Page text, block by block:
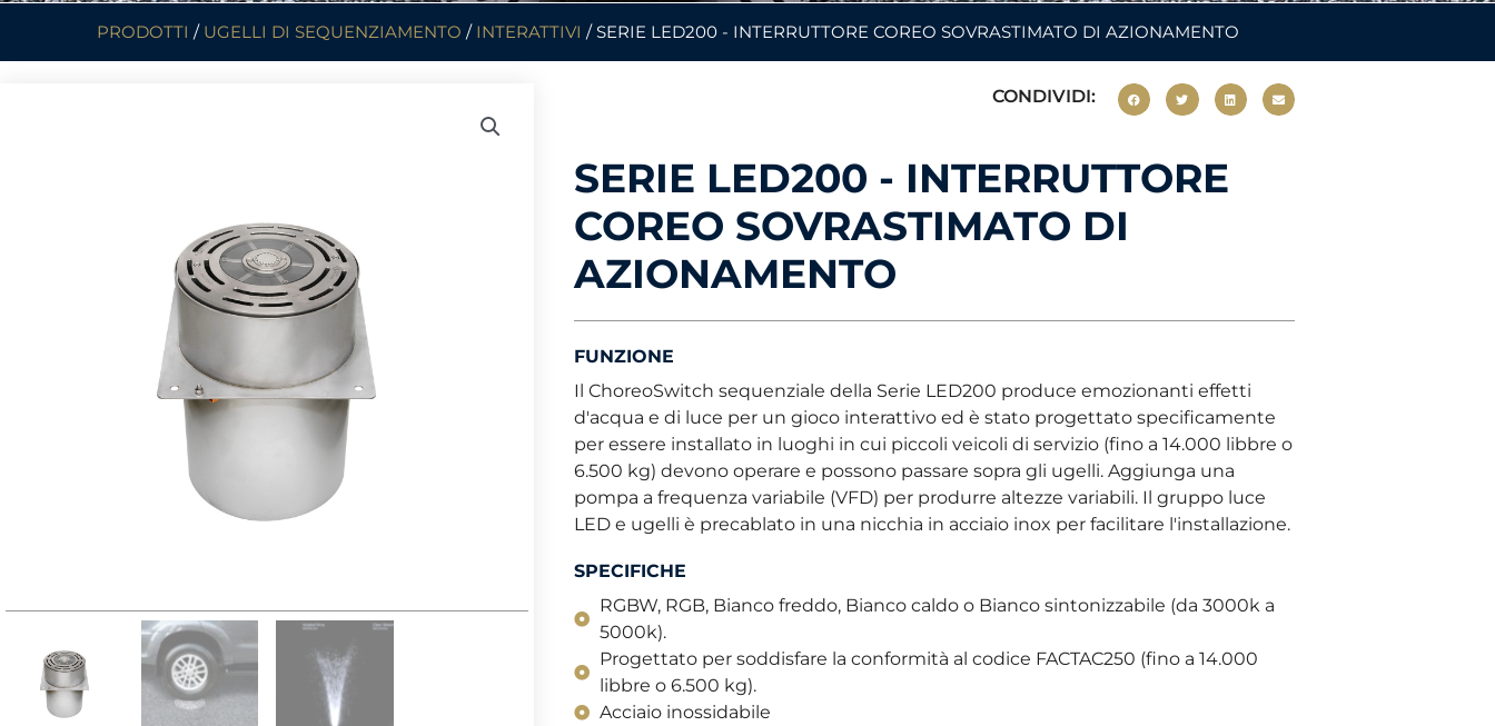
PRODOTTI / UGELLI DI SEQUENZIAMENTO / INTERATTIVI / SERIE LED200 - INTERRUTTORE COREO SOVRASTIMATO DI AZIONAMENTO
CONDIVIDI:
SERIE LED200 - INTERRUTTORE
COREO SOVRASTIMATO DI
AZIONAMENTO
FUNZIONE
Il ChoreoSwitch sequenziale della Serie LED200 produce emozionanti effetti
d'acqua e di luce per un gioco interattivo ed è stato progettato specificamente
per essere installato in luoghi in cui piccoli veicoli di servizio (fino a 14.000 libbre o
6.500 kg) devono operare e possono passare sopra gli ugelli. Aggiunga una
pompa a frequenza variabile (VFD) per produrre altezze variabili. Il gruppo luce
LED e ugelli è precablato in una nicchia in acciaio inox per facilitare l'installazione.
SPECIFICHE
RGBW, RGB, Bianco freddo, Bianco caldo o Bianco sintonizzabile (da 3000k a
5000k).
Progettato per soddisfare la conformità al codice FACTAC250 (fino a 14.000
libbre o 6.500 kg).
Acciaio inossidabile